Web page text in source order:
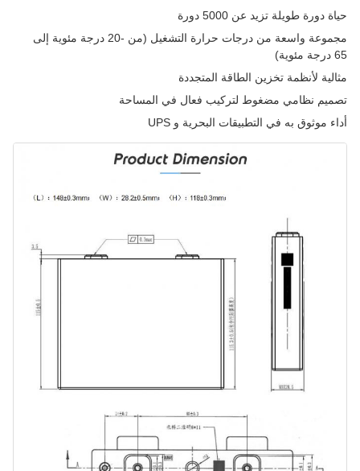
حياة دورة طويلة تزيد عن 5000 دورة
مجموعة واسعة من درجات حرارة التشغيل (من -20 درجة مئوية إلى
65 درجة مئوية)
مثالية لأنظمة تخزين الطاقة المتجددة
تصميم نظامي مضغوط لتركيب فعال في المساحة
أداء موثوق به في التطبيقات البحرية و UPS